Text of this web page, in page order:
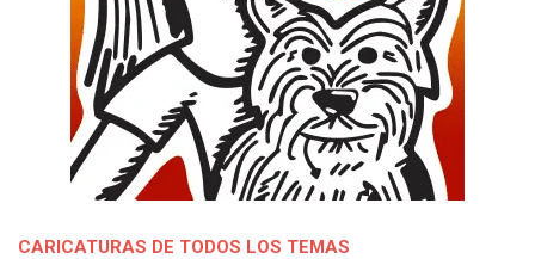
CARICATURAS DE TODOS LOS TEMAS